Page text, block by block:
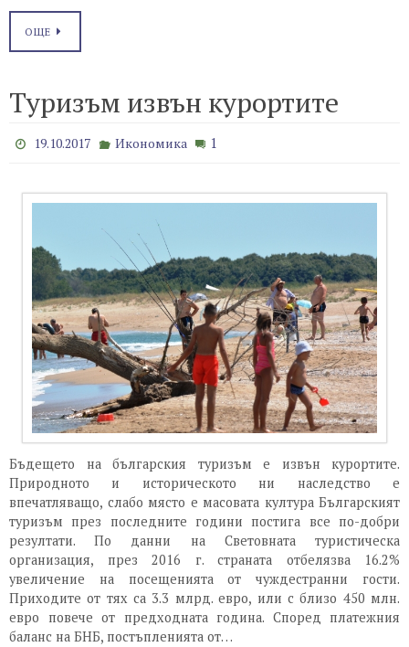
ОЩЕ
Туризъм извън курортите
19.10.2017 Икономика 1
Бъдещето на българския туризъм е извън курортите.
Природното и историческото ни наследство е
впечатляващо, слабо място е масовата култура Българският
туризъм през последните години постига все по-добри
резултати. По данни на Световната туристическа
организация, през 2016 г. страната отбелязва 16.2%
увеличение на посещенията от чуждестранни гости.
Приходите от тях са 3.3 млрд. евро, или с близо 450 млн.
евро повече от предходната година. Според платежния
баланс на БНБ, постъпленията от…